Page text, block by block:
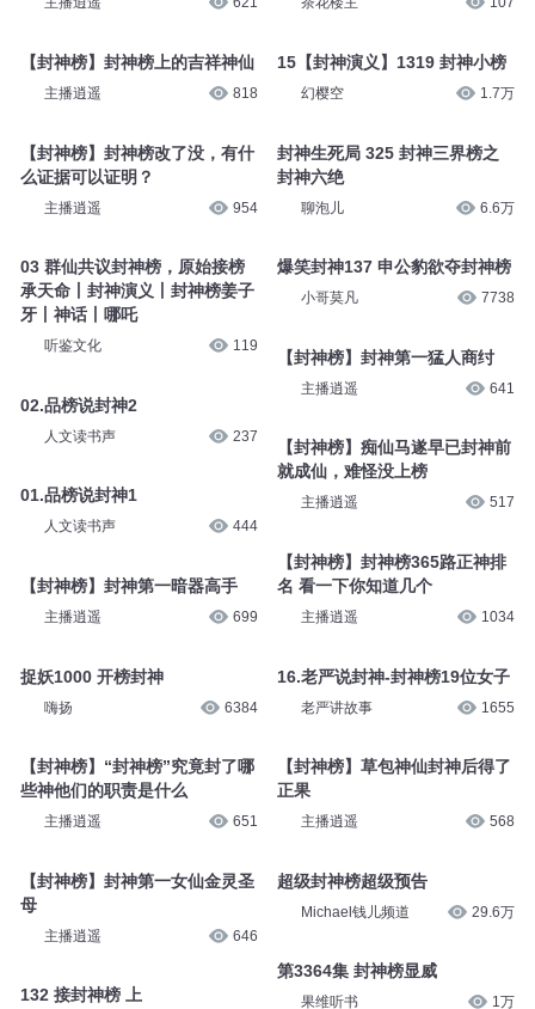
【封神榜】封神榜上的吉祥神仙
主播逍遥 818
【封神榜】封神榜改了没，有什
么证据可以证明？
主播逍遥 954
03 群仙共议封神榜，原始接榜
承天命丨封神演义丨封神榜姜子
牙丨神话丨哪吒
听鉴文化 119
02.品榜说封神2
人文读书声 237
01.品榜说封神1
人文读书声 444
【封神榜】封神第一暗器高手
主播逍遥 699
捉妖1000 开榜封神
嗨扬 6384
【封神榜】“封神榜”究竟封了哪
些神他们的职责是什么
主播逍遥 651
【封神榜】封神第一女仙金灵圣
母
主播逍遥 646
132 接封神榜 上
15【封神演义】1319 封神小榜
幻樱空 1.7万
封神生死局 325 封神三界榜之
封神六绝
聊泡儿 6.6万
爆笑封神137 申公豹欲夺封神榜
小哥莫凡 7738
【封神榜】封神第一猛人商纣
主播逍遥 641
【封神榜】痴仙马遂早已封神前
就成仙，难怪没上榜
主播逍遥 517
【封神榜】封神榜365路正神排
名 看一下你知道几个
主播逍遥 1034
16.老严说封神-封神榜19位女子
老严讲故事 1655
【封神榜】草包神仙封神后得了
正果
主播逍遥 568
超级封神榜超级预告
Michael钱儿频道 29.6万
第3364集 封神榜显威
果维听书 1万